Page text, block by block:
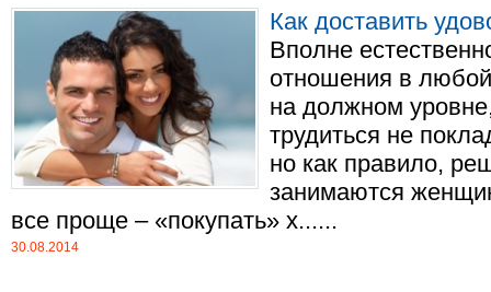
Как доставить
Вполне
отношения в
на должном
трудиться не
но как правило,
занимаются
все проще – «покупать» х......
30.08.2014